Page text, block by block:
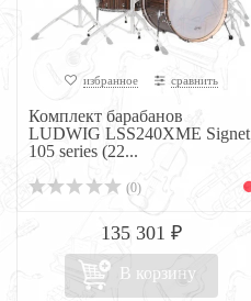
избранное сравнить
Комплект барабанов
LUDWIG LSS240XME Signet
105 series (22...
(0)
135 301 ₽
В корзину